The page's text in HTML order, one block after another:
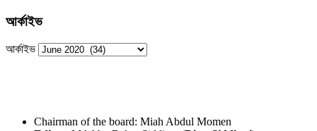
আর্কাইভ
আর্কাইভ
Chairman of the board: Miah Abdul Momen